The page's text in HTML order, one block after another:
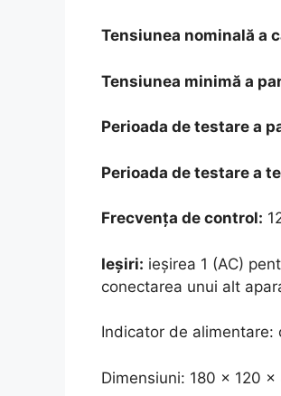
Tensiunea nominală a
Tensiunea minimă a
Perioada de testare a
Perioada de testare a
Frecvența de control:
Ieșiri: ieșirea 1 (AC)
conectarea unui alt
Indicator de alimentare:
Dimensiuni: 180 x 120 x